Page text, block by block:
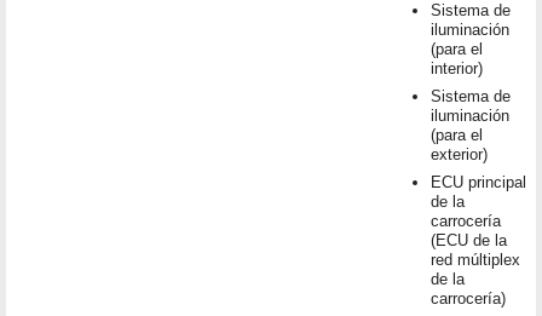
Sistema de
iluminación
(para el
interior)
Sistema de
iluminación
(para el
exterior)
ECU principal
de la
carrocería
(ECU de la
red múltiplex
de la
carrocería)